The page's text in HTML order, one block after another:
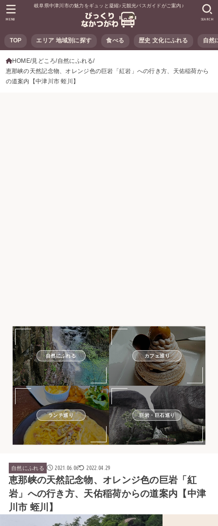
岐阜県中津川市の魅力をギュッと凝縮♪元観光バスガイドがご案内♪
TOP エリア 地域別に探す 食べる 歴史 文化にふれる 自然
SEARCH
MENU
HOME 見どころ 自然にふれる
恵那峡の天然記念物、オレンジ色の巨岩「紅岩」への行き方、天佑稲荷から
の道案内【中津川市 蛭川】
自然にふれる カフェ巡り
ランチ巡り 巨岩・巨石巡り
自然にふれる 2021.06.06 2022.04.29
恵那峡の天然記念物、オレンジ色の巨岩「紅
岩」への行き方、天佑稲荷からの道案内【中津
川市 蛭川】